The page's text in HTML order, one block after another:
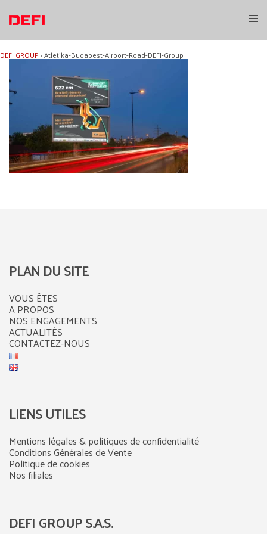
contenu
DEFI GROUP›Atletika-Budapest-Airport-Road-DEFI-Group
PLAN DU SITE
VOUS ÊTES
A PROPOS
NOS ENGAGEMENTS
ACTUALITÉS
CONTACTEZ-NOUS
LIENS UTILES
Mentions légales & politiques de confidentialité
Conditions Générales de Vente
Politique de cookies
Nos filiales
DEFI GROUP S.A.S.